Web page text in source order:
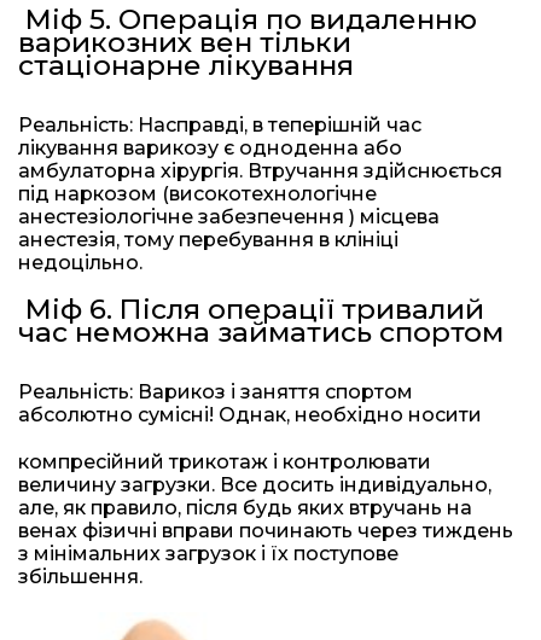
Міф 5. Операція по видаленню
варикозних вен тільки
стаціонарне лікування
Реальність: Насправді, в теперішній час
лікування варикозу є одноденна або
амбулаторна хірургія. Втручання здійснюється
під наркозом (високотехнологічне
анестезіологічне забезпечення ) місцева
анестезія, тому перебування в клініці
недоцільно.
Міф 6. Після операції тривалий
час неможна займатись спортом
Реальність: Варикоз і заняття спортом
абсолютно сумісні! Однак, необхідно носити
компресійний трикотаж і контролювати
величину загрузки. Все досить індивідуально,
але, як правило, після будь яких втручань на
венах фізичні вправи починають через тиждень
з мінімальних загрузок і їх поступове
збільшення.